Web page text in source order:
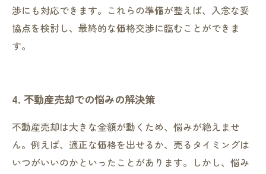
渉にも対応できます。これらの準備が整えば、入念な妥
協点を検討し、最終的な価格交渉に臨むことができま
す。
4. 不動産売却での悩みの解決策
不動産売却は大きな金額が動くため、悩みが絶えませ
ん。例えば、適正な価格を出せるか、売るタイミングは
いつがいいのかといったことがあります。しかし、悩み